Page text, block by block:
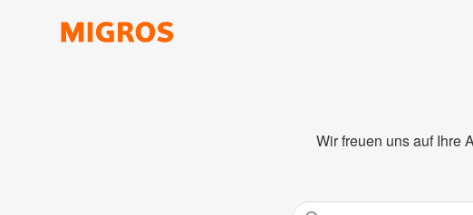
Wir freuen uns auf Ihre